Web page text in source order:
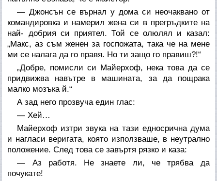
— Джонсън се върнал у дома си неочаквано от
командировка и намерил жена си в прегръдките на
най- добрия си приятел. Той се олюлял и казал:
„Макс, аз съм женен за госпожата, така че на мене
ми се налагада го правя. Но ти защо го правиш?!“
„Добре, помисли си Майерхоф, нека това да се
придвижва навътре в машината, за да пощрака
малко мозъка й.“
А зад него прозвуча един глас:
— Хей…
Майерхоф изтри звука на тази едносрична дума
и нагласи веригата, която използваше, в неутрално
положение. След това се завъртя рязко и каза:
— Аз работя. Не знаете ли, че трябва да
почукате!